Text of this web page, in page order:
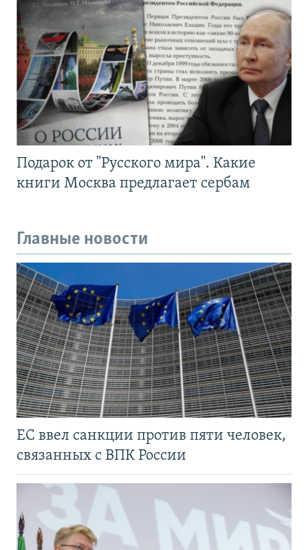
Подарок от "Русского мира". Какие
книги Москва предлагает сербам
Главные новости
ЕС ввел санкции против пяти человек,
связанных с ВПК России